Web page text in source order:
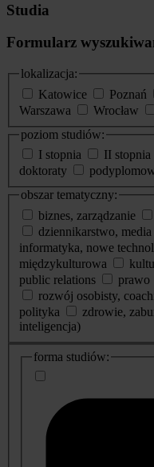
Studia
Formularz
lokalizacja:
Katowice
Poznań
Warszawa
Wrocław
poziom studiów:
I stopnia
II stopnia
doktoraty
obszar tematyczny:
biznes, zarządzanie
dziennikarstwo, media
informatyka, nowe
międzykulturowa
public relations
prawo
rozwój osobisty,
polityka
zdrowie,
inteligencja)
dodatkowe
informacje
forma studiów: